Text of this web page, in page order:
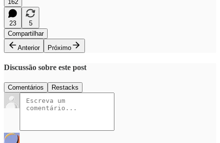
162
23
5
Compartilhar
Anterior
Próximo
Discussão sobre este post
Comentários Restacks